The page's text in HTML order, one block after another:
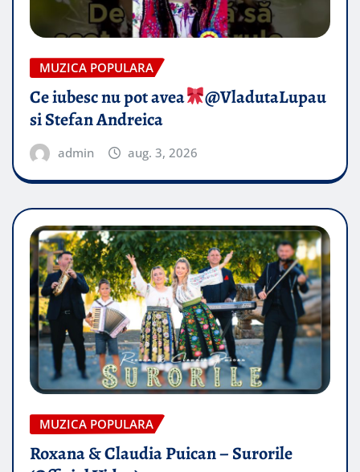
MUZICA POPULARA
Ce iubesc nu pot avea
​@VladutaLupau
si Stefan Andreica
admin aug. 3, 2026
MUZICA POPULARA
Roxana & Claudia Puican – Surorile